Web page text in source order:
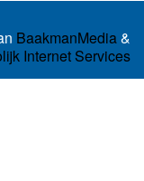
BaakmanMedia&
Internet Services